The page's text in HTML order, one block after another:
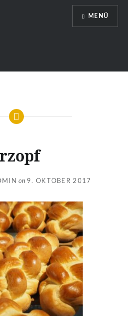
MENÜ
on 9. OKTOBER 2017